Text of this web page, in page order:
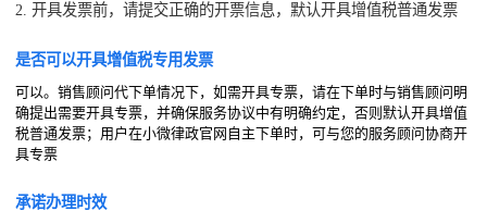
2. 开具发票前，请提交正确的开票信息，默认开具增值税普通发票
是否可以开具增值税专用发票
可以。销售顾问代下单情况下，如需开具专票，请在下单时与销售顾问明
确提出需要开具专票，并确保服务协议中有明确约定，否则默认开具增值
税普通发票；用户在小微律政官网自主下单时，可与您的服务顾问协商开
具专票
承诺办理时效